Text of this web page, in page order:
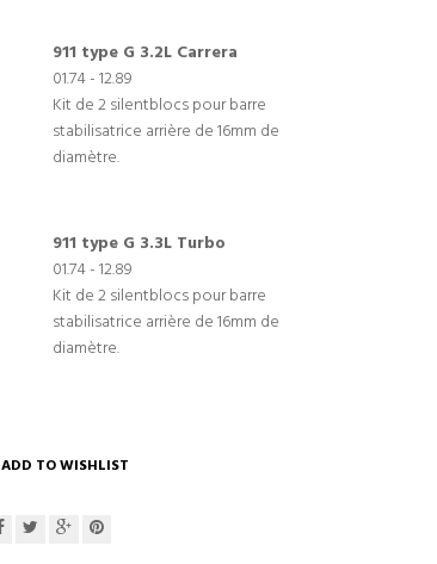
911 type G 3.2L Carrera
01.74 - 12.89
Kit de 2 silentblocs pour barre
stabilisatrice arrière de 16mm de
diamètre.
911 type G 3.3L Turbo
01.74 - 12.89
Kit de 2 silentblocs pour barre
stabilisatrice arrière de 16mm de
diamètre.
ADD TO WISHLIST